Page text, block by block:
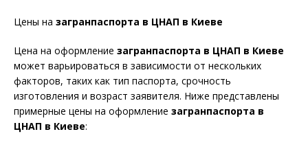
Цены на загранпаспорта в ЦНАП в Киеве
Цена на оформление загранпаспорта в ЦНАП в Киеве
может варьироваться в зависимости от нескольких
факторов, таких как тип паспорта, срочность
изготовления и возраст заявителя. Ниже представлены
примерные цены на оформление загранпаспорта в
ЦНАП в Киеве: